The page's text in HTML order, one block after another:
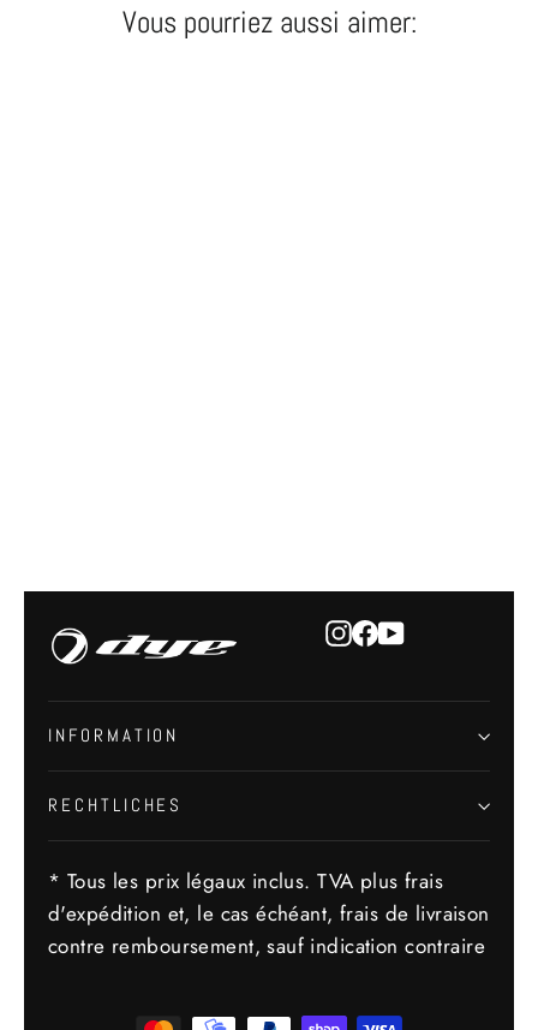
Vous pourriez aussi aimer:
Instagram
Facebook
YouTube
INFORMATION
RECHTLICHES
* Tous les prix légaux inclus. TVA plus frais
d'expédition et, le cas échéant, frais de livraison
contre remboursement, sauf indication contraire